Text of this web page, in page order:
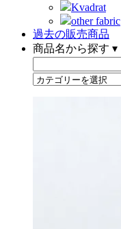
Kvadrat
other fabric
過去の販売商品
商品名から探す ▾